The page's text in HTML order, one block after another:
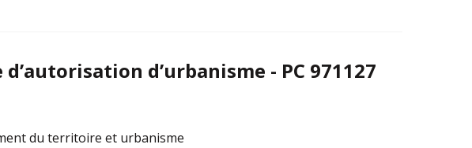
d’autorisation d’urbanisme - PC 971127
du territoire et urbanisme